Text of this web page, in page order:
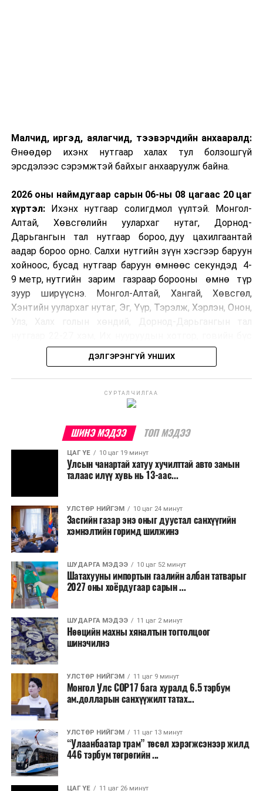
Малчид, иргэд, аялагчид, тээвэрчдийн анхааралд:
Өнөөдөр ихэнх нутгаар халах тул болзошгүй
эрсдэлээс сэрэмжтэй байхыг анхааруулж байна.
2026 оны наймдугаар сарын 06-ны 08 цагаас 20 цаг
хүртэл:Ихэнх нутгаар солигдмол үүлтэй. Монгол-
Алтай, Хөвсгөлийн уулархаг нутаг, Дорнод-
Дарьгангын тал нутгаар бороо, дуу цахилгаантай
аадар бороо орно. Салхи нутгийн зүүн хэсгээр баруун
хойноос, бусад нутгаар баруун өмнөөс секундэд 4-
9 метр, нутгийн зарим газраар борооны өмнө түр
зуур ширүүснэ. Монгол-Алтай, Хангай, Хөвсгөл,
Хэнтийн уулархаг нутаг, Эг, Үүр, Тэрэлж, Хэрлэн, Онон,
нутгийн өмнөд хэсгээр 34-39 хэм, бусад нутгаар 27-
32 хэм дулаан байна.
УЛААНБААТАР ХОТ ОРЧМООР:
үүлтэй. Бороо орохгүй. Салхи баруун
хойноос секундэд 4-9 метр. 27-29 хэм
дулаан байна.
БАГАНУУР ОРЧМООР:Багавтар үүлтэй.
Бороо орохгүй. Салхи баруун хойноос
байна.
ТЭРЭЛЖ ОРЧМООР:Багавтар үүлтэй.
Бороо орохгүй. Салхи баруун хойноос
секундэд 4-9 метр. 25-27 хэм дулаан
байна.
2026 оны наймдугаар сарын 07-ноос
2026 оны наймдугаар сарын 11-нийг хүртэлх
цаг агаарын урьдчилсан төлөв
Наймдугаар сарын 7-нд баруун болон төвийн
аймгуудын нутгийн хойд хэсгээр, 8-нд баруун
аймгуудын нутгийн хойд хэсэг, төвийн
аймгуудын нутгийн зарим газраар, 9-нд баруун
аймгуудын нутгийн зүүн, говийн аймгуудын
нутгийн хойд, зүүн аймгуудын нутгийн баруун
хэсэг, төвийн аймгуудын ихэнх нутгаар, 10-нд
төв, зүүн, говийн аймгуудын ихэнх нутгаар
бороо, дуу цахилгаантай аадар бороо орно. Салхи
ихэнх хугацаанд секундэд 5-10 метр, 9-нд
ДЭЛГЭРЭНГҮЙ УНШИХ
СУРТАЛЧИЛГАА
ШИНЭ МЭДЭЭ ТОП МЭДЭЭ
ЦАГ ҮЕ 10 цаг 19 минут
Улсын чанартай хатуу хучилттай авто замын
талаас илүү хувь нь 13-аас...
УЛСТӨР НИЙГЭМ 10 цаг 24 минут
Засгийн газар энэ оныг дуустал санхүүгийн
хэмнэлтийн горимд шилжинэ
ШУДАРГА МЭДЭЭ 10 цаг 52 минут
Шатахууны импортын гаалийн албан татварыг
2027 оны хоёрдугаар сарын ...
ШУДАРГА МЭДЭЭ 11 цаг 2 минут
Нөөцийн махны хяналтын тогтолцоог
шинэчилнэ
УЛСТӨР НИЙГЭМ 11 цаг 9 минут
Монгол Улс COP17 бага хуралд 6.5 тэрбум
ам.долларын санхүүжилт татах...
УЛСТӨР НИЙГЭМ 11 цаг 13 минут
“Улаанбаатар трам” төсөл хэрэгжсэнээр жилд
446 тэрбум төгрөгийн ...
ЦАГ ҮЕ 11 цаг 26 минут